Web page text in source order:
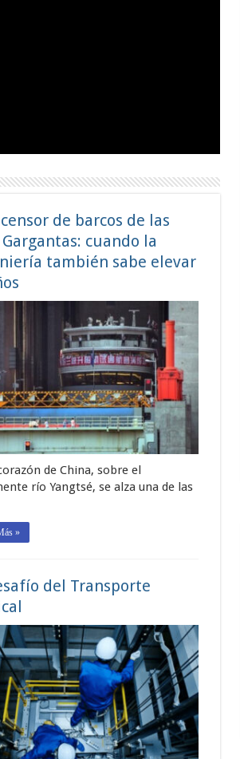
de barcos de las
Gargantas: cuando la
también sabe elevar
de China, sobre el
río Yangtsé, se alza una de las
»
del Transporte